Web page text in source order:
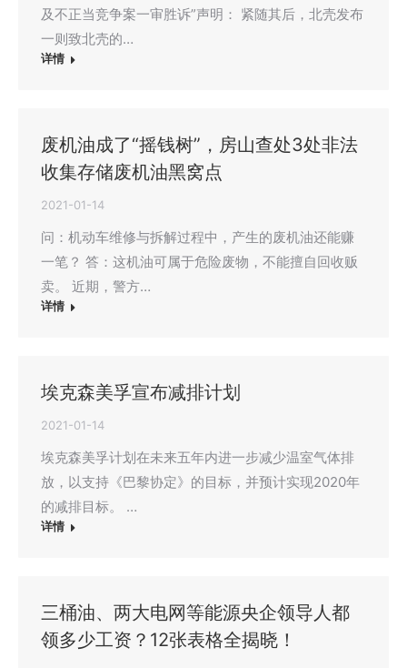
及不正当竞争案一审胜诉”声明： 紧随其后，北壳发布
一则致北壳的…
详情
废机油成了“摇钱树”，房山查处3处非法
收集存储废机油黑窝点
2021-01-14
问：机动车维修与拆解过程中，产生的废机油还能赚
一笔？ 答：这机油可属于危险废物，不能擅自回收贩
卖。 近期，警方…
详情
埃克森美孚宣布减排计划
2021-01-14
埃克森美孚计划在未来五年内进一步减少温室气体排
放，以支持《巴黎协定》的目标，并预计实现2020年
的减排目标。 …
详情
三桶油、两大电网等能源央企领导人都
领多少工资？12张表格全揭晓！